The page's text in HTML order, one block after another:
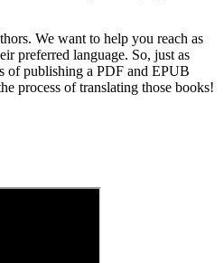
We want to help you reach as
preferred language. So, just as
of publishing a PDF and EPUB
process of translating those books!